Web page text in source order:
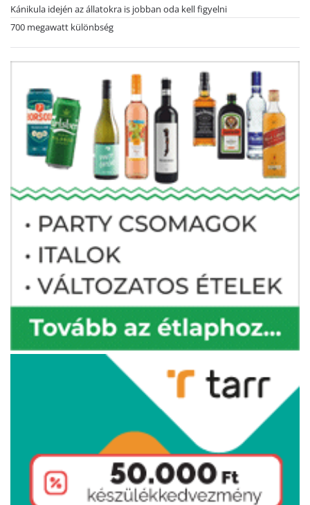
Kánikula idején az állatokra is jobban oda kell figyelni
700 megawatt különbség